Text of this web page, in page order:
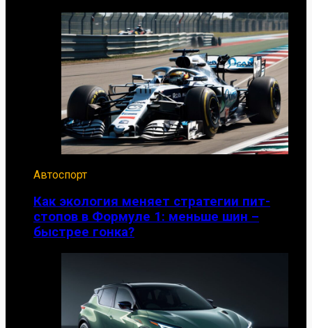
Автоспорт
Как экология меняет стратегии пит-
стопов в Формуле 1: меньше шин –
быстрее гонка?